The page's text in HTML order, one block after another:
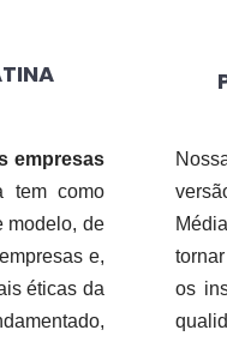
empresas
tem como
modelo, de
e,
éticas da
os